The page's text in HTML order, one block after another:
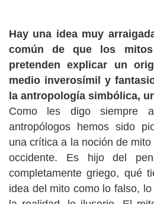
Hay una idea muy
común de que los
pretenden explicar un
medio inverosímil y
la antropología simbólica,
Como les digo siempre
antropólogos hemos sido
una crítica a la noción de
occidente. Es hijo del
completamente griego, qué
idea del mito como lo falso,